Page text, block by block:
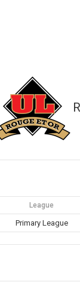
League
Primary League